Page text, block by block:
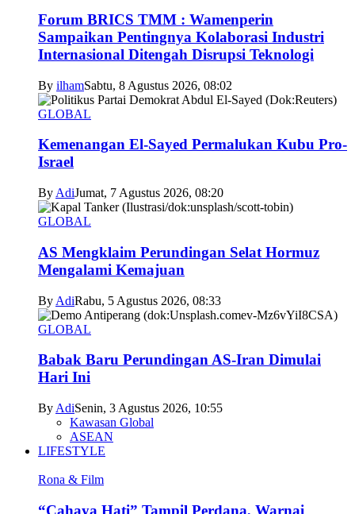
Forum BRICS TMM : Wamenperin
Sampaikan Pentingnya Kolaborasi Industri
Internasional Ditengah Disrupsi Teknologi
By ilhamSabtu, 8 Agustus 2026, 08:02
GLOBAL
Kemenangan El-Sayed Permalukan Kubu Pro-
Israel
By AdiJumat, 7 Agustus 2026, 08:20
GLOBAL
AS Mengklaim Perundingan Selat Hormuz
Mengalami Kemajuan
By AdiRabu, 5 Agustus 2026, 08:33
GLOBAL
Babak Baru Perundingan AS-Iran Dimulai
Hari Ini
By AdiSenin, 3 Agustus 2026, 10:55
Kawasan Global
ASEAN
LIFESTYLE
Rona & Film
“Cahaya Hati” Tampil Perdana, Warnai